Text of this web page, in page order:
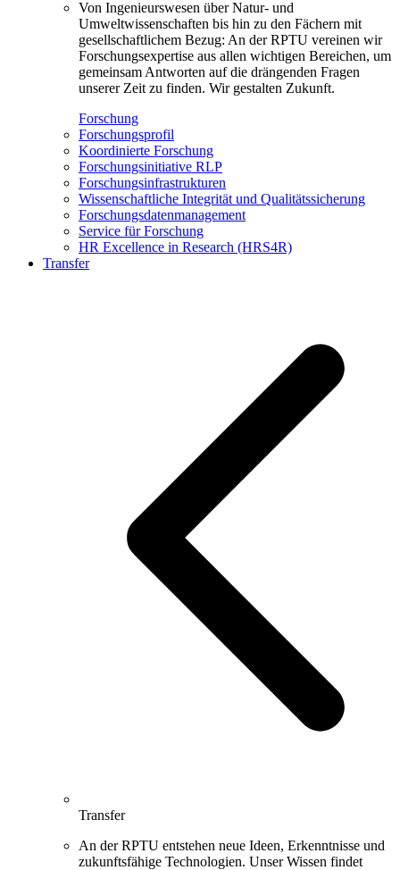
Von Ingenieurswesen über Natur- und
Umweltwissenschaften bis hin zu den Fächern mit
gesellschaftlichem Bezug: An der RPTU vereinen wir
Forschungsexpertise aus allen wichtigen Bereichen, um
gemeinsam Antworten auf die drängenden Fragen
unserer Zeit zu finden. Wir gestalten Zukunft.
Forschung
Forschungsprofil
Koordinierte Forschung
Forschungsinitiative RLP
Forschungsinfrastrukturen
Wissenschaftliche Integrität und Qualitätssicherung
Forschungsdatenmanagement
Service für Forschung
HR Excellence in Research (HRS4R)
Transfer
Transfer
An der RPTU entstehen neue Ideen, Erkenntnisse und
zukunftsfähige Technologien. Unser Wissen findet